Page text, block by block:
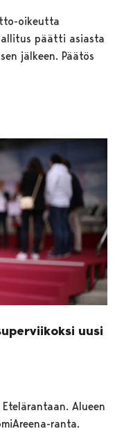
oikeutta
päätti asiasta
jälkeen. Päätös
uusi
Alueen
ranta.